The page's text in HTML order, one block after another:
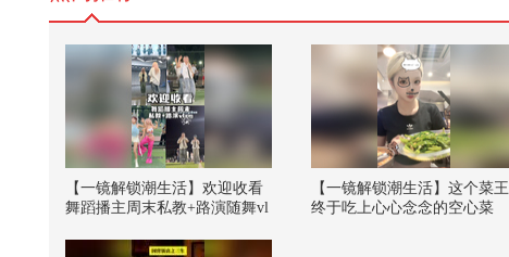
【一镜解锁潮生活】欢迎收看
舞蹈播主周末私教+路演随舞vl
张朝阳 @阿畅酷酷的 @小狐
【一镜解锁潮生活】这个菜王
终于吃上心心念念的空心菜